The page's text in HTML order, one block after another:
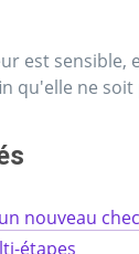
est
qu'elle ne soit
nouveau
étapes